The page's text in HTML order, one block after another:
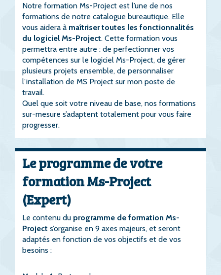
Notre formation Ms-Project est l’une de nos
formations de notre catalogue bureautique. Elle
vous aidera à maîtriser toutes les fonctionnalités
du logiciel Ms-Project. Cette formation vous
permettra entre autre : de perfectionner vos
compétences sur le logiciel Ms-Project, de gérer
plusieurs projets ensemble, de personnaliser
l’installation de MS Project sur mon poste de
travail.
Quel que soit votre niveau de base, nos formations
sur-mesure s’adaptent totalement pour vous faire
progresser.
Le programme de votre
formation Ms-Project
(Expert)
Le contenu du programme de formation Ms-
Project s’organise en 9 axes majeurs, et seront
adaptés en fonction de vos objectifs et de vos
besoins :